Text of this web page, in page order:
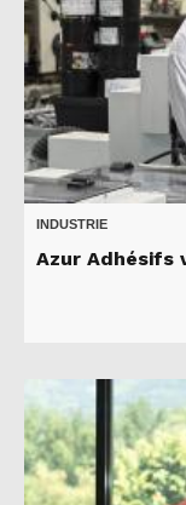
INDUSTRIE
Azur Adhésifs